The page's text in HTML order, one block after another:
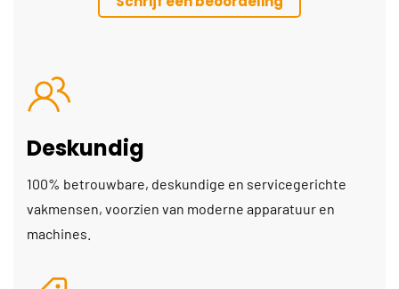
Deskundig
100% betrouwbare, deskundige en servicegerichte
vakmensen, voorzien van moderne apparatuur en
machines.